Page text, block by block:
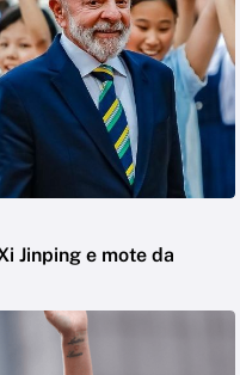
Jinping e mote da